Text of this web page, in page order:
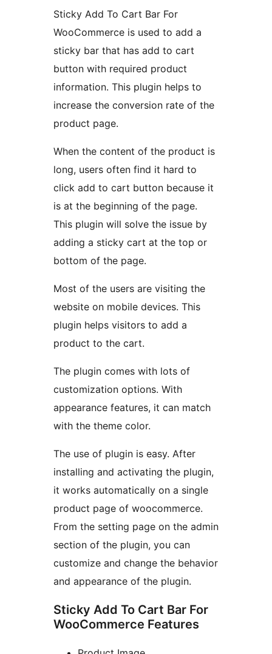
Sticky Add To Cart Bar For
WooCommerce is used to add a
sticky bar that has add to cart
button with required product
information. This plugin helps to
increase the conversion rate of the
product page.
When the content of the product is
long, users often find it hard to
click add to cart button because it
is at the beginning of the page.
This plugin will solve the issue by
adding a sticky cart at the top or
bottom of the page.
Most of the users are visiting the
website on mobile devices. This
plugin helps visitors to add a
product to the cart.
The plugin comes with lots of
customization options. With
appearance features, it can match
with the theme color.
The use of plugin is easy. After
installing and activating the plugin,
it works automatically on a single
product page of woocommerce.
From the setting page on the admin
section of the plugin, you can
customize and change the behavior
and appearance of the plugin.
Sticky Add To Cart Bar For
WooCommerce Features